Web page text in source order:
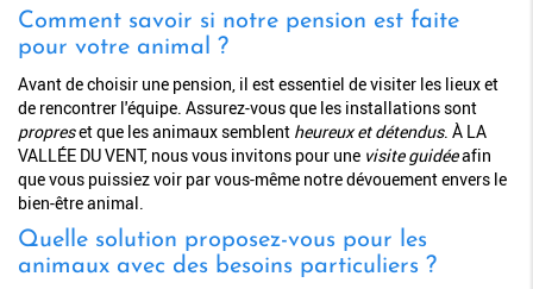
Comment savoir si notre pension est faite
pour votre animal ?
Avant de choisir une pension, il est essentiel de visiter les lieux et
de rencontrer l'équipe. Assurez-vous que les installations sont
propreset que les animaux semblent heureux et détendus. À LA
VALLÉE DU VENT, nous vous invitons pour une visite guidéeafin
que vous puissiez voir par vous-même notre dévouement envers le
bien-être animal.
Quelle solution proposez-vous pour les
animaux avec des besoins particuliers ?